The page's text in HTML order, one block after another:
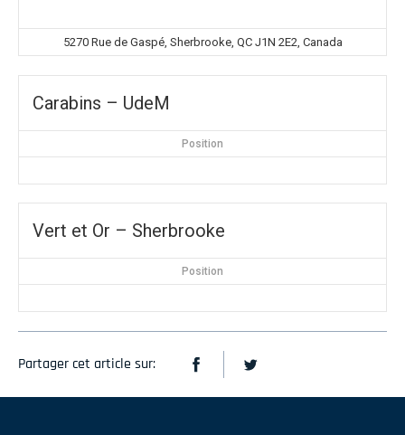
5270 Rue de Gaspé, Sherbrooke, QC J1N 2E2, Canada
Carabins – UdeM
Position
Vert et Or – Sherbrooke
Position
Partager cet article sur: